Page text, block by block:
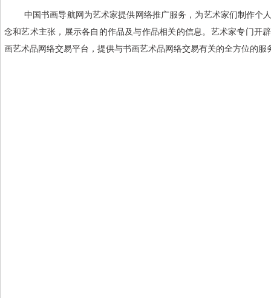
中国书画导航网为艺术家提供网络推广服务，为艺术家们制作个
念和艺术主张，展示各自的作品及与作品相关的信息。艺术家专门开
画艺术品网络交易平台，提供与书画艺术品网络交易有关的全方位的服